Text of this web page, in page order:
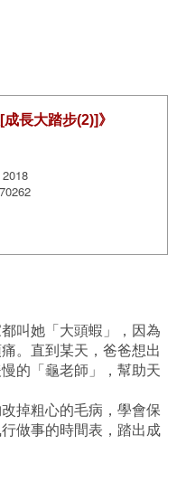
成長大踏步(2)]》
叫她「大頭蝦」，因為
。直到某天，爸爸想出
的「龜老師」，幫助天
掉粗心的毛病，學會保
做事的時間表，踏出成